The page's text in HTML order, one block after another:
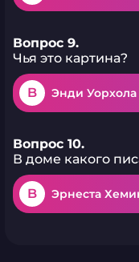
Вопрос 9.
Чья это картина?
B Энди Уорхола
Вопрос 10.
В доме какого
B Эрнеста